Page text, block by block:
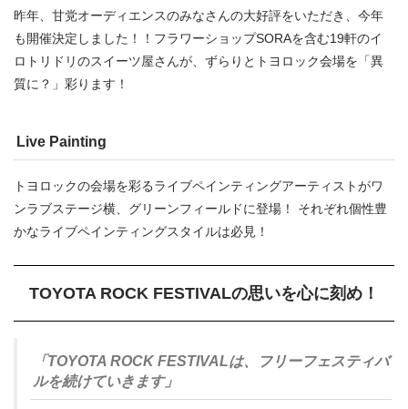
昨年、甘党オーディエンスのみなさんの大好評をいただき、今年
も開催決定しました！！フラワーショップSORAを含む19軒のイ
ロトリドリのスイーツ屋さんが、ずらりとトヨロック会場を「異
質に？」彩ります！
Live Painting
トヨロックの会場を彩るライブペインティングアーティストがワ
ンラブステージ横、グリーンフィールドに登場！ それぞれ個性豊
かなライブペインティングスタイルは必見！
TOYOTA ROCK FESTIVALの思いを心に刻め！
「TOYOTA ROCK FESTIVALは、フリーフェスティバ
ルを続けていきます」